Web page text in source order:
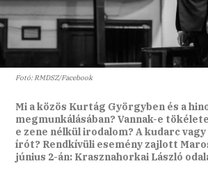
Fotó: RMDSZ/Facebook
Mi a közös Kurtág Györgyben és a
megmunkálásában? Vannak-e
e zene nélkül irodalom? A kudarc
írót? Rendkívüli esemény zajlott
június 2-án: Krasznahorkai László